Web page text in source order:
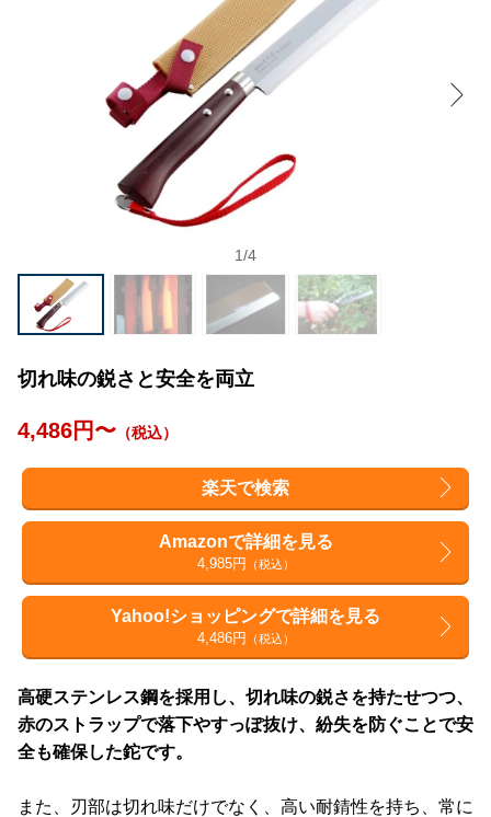
1/4
切れ味の鋭さと安全を両立
4,486円〜 （税込）
楽天で検索
Amazonで詳細を見る
4,985円 （税込）
Yahoo!ショッピングで詳細を見る
4,486円 （税込）
高硬ステンレス鋼を採用し、切れ味の鋭さを持たせつつ、
赤のストラップで落下やすっぽ抜け、紛失を防ぐことで安
全も確保した鉈です。
また、刃部は切れ味だけでなく、高い耐錆性を持ち、常に